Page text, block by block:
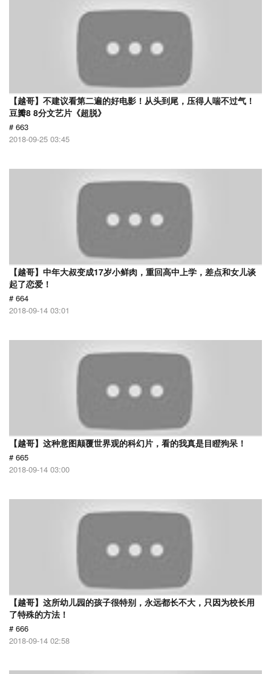
【越哥】不建议看第二遍的好电影！从头到尾，压得人喘不过气！
豆瓣8 8分文艺片《超脱》
# 663
2018-09-25 03:45
【越哥】中年大叔变成17岁小鲜肉，重回高中上学，差点和女儿谈
起了恋爱！
# 664
2018-09-14 03:01
【越哥】这种意图颠覆世界观的科幻片，看的我真是目瞪狗呆！
# 665
2018-09-14 03:00
【越哥】这所幼儿园的孩子很特别，永远都长不大，只因为校长用
了特殊的方法！
# 666
2018-09-14 02:58